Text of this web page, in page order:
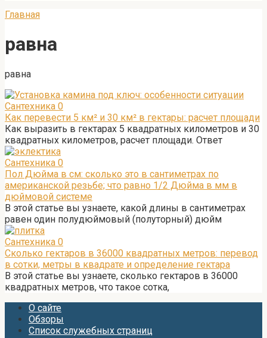
Главная
равна
равна
Сантехника 0
Как перевести 5 км² и 30 км² в гектары: расчет площади
Как выразить в гектарах 5 квадратных километров и 30
квадратных километров, расчет площади. Ответ
Сантехника 0
Пол Дюйма в см: сколько это в сантиметрах по
американской резьбе; что равно 1/2 Дюйма в мм в
дюймовой системе
В этой статье вы узнаете, какой длины в сантиметрах
равен один полудюймовый (полуторный) дюйм
Сантехника 0
Сколько гектаров в 36000 квадратных метров: перевод
в сотки, метры в квадрате и определение гектара
В этой статье вы узнаете, сколько гектаров в 36000
квадратных метров, что такое сотка,
О сайте
Обзоры
Список служебных страниц